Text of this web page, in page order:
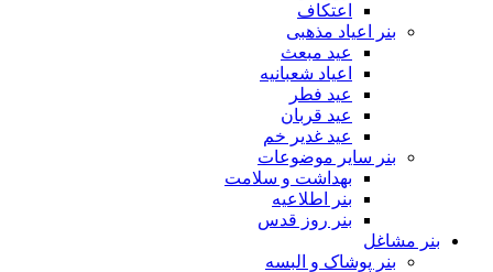
اعتکاف
بنر اعیاد مذهبی
عید مبعث
اعیاد شعبانیه
عید فطر
عید قربان
عید غدیر خم
بنر سایر موضوعات
بهداشت و سلامت
بنر اطلاعیه
بنر روز قدس
بنر مشاغل
بنر پوشاک و البسه